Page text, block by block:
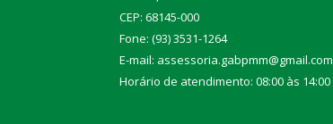
CEP: 68145-000
Fone: (93) 3531-1264
E-mail: assessoria.gabpmm@gmail.com
Horário de atendimento: 08:00 às 14:00